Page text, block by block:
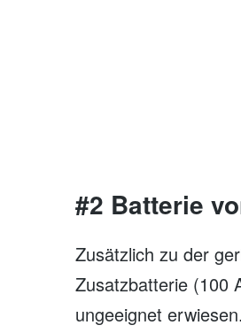
#2 Batterie
Zusätzlich zu der
Zusatzbatterie (100
ungeeignet